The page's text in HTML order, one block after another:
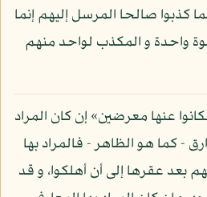
كذبوا صالحا المرسل إليهم إنما
واحدة و المكذب لواحد منهم
عنها معرضين» إن كان المراد
- كما هو الظاهر - فالمراد بها
بعد عقرها إلى أن أهلكوا، و قد